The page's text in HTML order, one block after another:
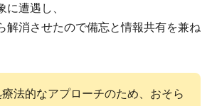
遭遇し、
解消させたので備忘と情報共有を兼ね
法的なアプローチのため、おそら